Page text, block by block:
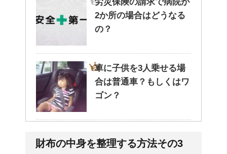
労災保険の請求で病院が
2か所の場合はどうなる
の？
車に子供を3人乗せる場
合は普通車？もしくはワ
ゴン？
について
財布の中身を整理する方法その3